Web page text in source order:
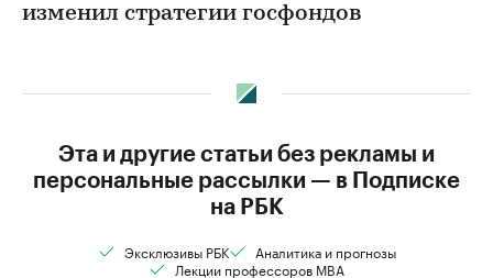
изменил стратегии госфондов
Эта и другие статьи без рекламы и
персональные рассылки — в Подписке
на РБК
Эксклюзивы РБК
Аналитика и прогнозы
Лекции профессоров MBA